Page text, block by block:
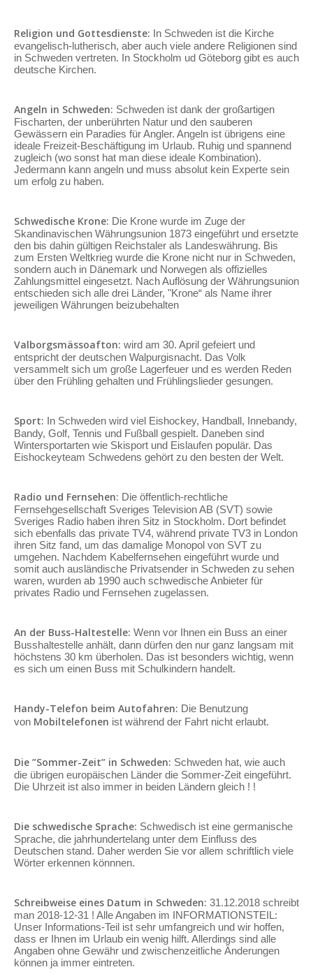
Religion und Gottesdienste: In Schweden ist die Kirche
evangelisch-lutherisch, aber auch viele andere Religionen sind
in Schweden vertreten. In Stockholm ud Göteborg gibt es auch
deutsche Kirchen.
Angeln in Schweden: Schweden ist dank der großartigen
Fischarten, der unberührten Natur und den sauberen
Gewässern ein Paradies für Angler. Angeln ist übrigens eine
ideale Freizeit-Beschäftigung im Urlaub. Ruhig und spannend
zugleich (wo sonst hat man diese ideale Kombination).
Jedermann kann angeln und muss absolut kein Experte sein
um erfolg zu haben.
Schwedische Krone: Die Krone wurde im Zuge der
Skandinavischen Währungsunion 1873 eingeführt und ersetzte
den bis dahin gültigen Reichstaler als Landeswährung. Bis
zum Ersten Weltkrieg wurde die Krone nicht nur in Schweden,
sondern auch in Dänemark und Norwegen als offizielles
Zahlungsmittel eingesetzt. Nach Auflösung der Währungsunion
entschieden sich alle drei Länder, "Krone“ als Name ihrer
jeweiligen Währungen beizubehalten
Valborgsmässoafton: wird am 30. April gefeiert und
entspricht der deutschen Walpurgisnacht. Das Volk
versammelt sich um große Lagerfeuer und es werden Reden
über den Frühling gehalten und Frühlingslieder gesungen.
Sport: In Schweden wird viel Eishockey, Handball, Innebandy,
Bandy, Golf, Tennis und Fußball gespielt. Daneben sind
Wintersportarten wie Skisport und Eislaufen populär. Das
Eishockeyteam Schwedens gehört zu den besten der Welt.
Radio und Fernsehen: Die öffentlich-rechtliche
Fernsehgesellschaft Sveriges Television AB (SVT) sowie
Sveriges Radio haben ihren Sitz in Stockholm. Dort befindet
sich ebenfalls das private TV4, während private TV3 in London
ihren Sitz fand, um das damalige Monopol von SVT zu
umgehen. Nachdem Kabelfernsehen eingeführt wurde und
somit auch ausländische Privatsender in Schweden zu sehen
waren, wurden ab 1990 auch schwedische Anbieter für
privates Radio und Fernsehen zugelassen.
An der Buss-Haltestelle: Wenn vor Ihnen ein Buss an einer
Busshaltestelle anhält, dann dürfen den nur ganz langsam mit
höchstens 30 km überholen. Das ist besonders wichtig, wenn
es sich um einen Buss mit Schulkindern handelt.
Handy-Telefon beim Autofahren: Die Benutzung
von Mobiltelefonen ist während der Fahrt nicht erlaubt.
Die ”Sommer-Zeit” in Schweden: Schweden hat, wie auch
die übrigen europäischen Länder die Sommer-Zeit eingeführt.
Die Uhrzeit ist also immer in beiden Ländern gleich ! !
Die schwedische Sprache: Schwedisch ist eine germanische
Sprache, die jahrhundertelang unter dem Einfluss des
Deutschen stand. Daher werden Sie vor allem schriftlich viele
Wörter erkennen könnnen.
Schreibweise eines Datum in Schweden: 31.12.2018 schreibt
man 2018-12-31 ! Alle Angaben im INFORMATIONSTEIL:
Unser Informations-Teil ist sehr umfangreich und wir hoffen,
dass er Ihnen im Urlaub ein wenig hilft. Allerdings sind alle
Angaben ohne Gewähr und zwischenzeitliche Änderungen
können ja immer eintreten.